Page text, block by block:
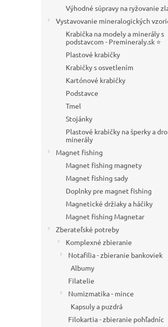
Výhodné súpravy na ryžovanie
Vystavovanie mineralogických
Krabička na modely a minerály s
podstavcom - Premineraly.sk ⭐
Plastové krabičky
Krabičky s osvetlením
Kartónové krabičky
Podstavce
Tmel
Stojánky
Plastové krabičky na šperky a
minerály
Magnet fishing
Magnet fishing magnety
Magnet fishing sady
Doplnky pre magnet fishing
Magnetické držiaky a háčiky
Magnet fishing Magnetar
Zberateľské potreby
Komplexné zbieranie
Notafilia - zbieranie bankoviek
Albumy
Filatelie
Numizmatika - mince
Kapsuly a puzdrá
Filokartia - zbieranie pohľadníc